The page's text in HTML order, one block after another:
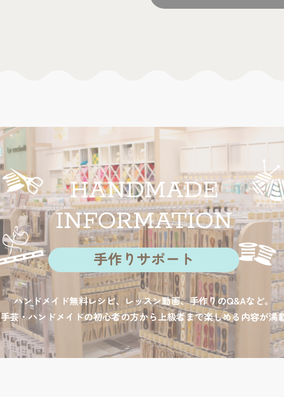
HANDMADE
INFORMATION
手作りサポート
ハンドメイド無料レシピ、レッスン動画、手作りのQ&Aなど。
手芸・ハンドメイドの初心者の方から上級者まで楽しめる内容が満